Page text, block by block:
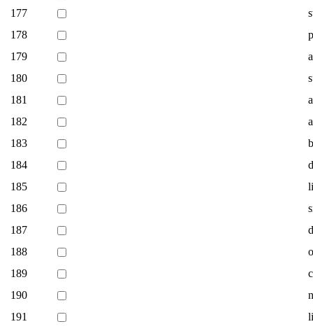
177
178
179
180
181
182
183
184
185
186
187
188
189
190
191